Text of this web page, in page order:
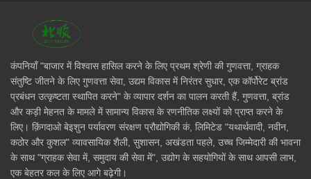
कंपनियाँ "बाजार में विश्वास हासिल करने के लिए प्रथम श्रेणी की गुणवत्ता, ग्राहक
संतुष्टि जीतने के लिए गुणवत्ता सेवा, उद्यम विकास में निरंतर सुधार, एक कॉर्पोरेट ब्रांड
प्रबंधन उत्कृष्टता स्थापित करने" के व्यापार दर्शन का पालन करती हैं, गुणवत्ता, ब्रांड
और कड़ी मेहनत के मामले में सामान्य विकास के रणनीतिक लक्ष्यों को प्राप्त करने के
लिए। क़िंगदाओ बेइशुन पर्यावरण संरक्षण प्रौद्योगिकी कं, लिमिटेड "यथार्थवादी, नवीन,
कठोर और कुशल" व्यावसायिक शैली, सुशासन, अखंडता पहले, उच्च जिम्मेदारी की भावना
के साथ "ग्राहक सेवा में, समुदाय की सेवा में", उद्योग के सहयोगियों के साथ आपसी लाभ,
एक बेहतर कल के लिए आगे बढ़ेगी।